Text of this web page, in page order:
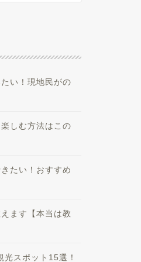
い！現地民がの
しむ方法はこの
たい！おすすめ
ます【本当は教
光スポット15選！